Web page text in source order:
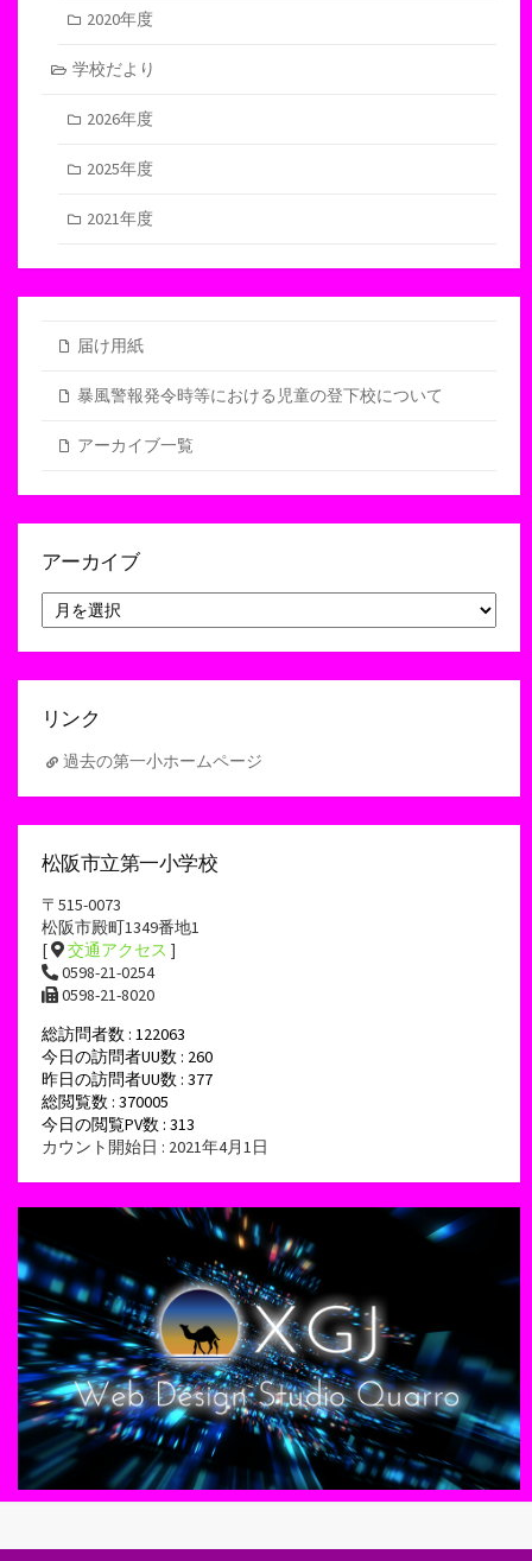
2020年度
学校だより
2026年度
2025年度
2021年度
届け用紙
暴風警報発令時等における児童の登下校について
アーカイブ一覧
アーカイブ
ー
カ
リンク
過去の第一小ホームページ
松阪市立第一小学校
〒515-0073
松阪市殿町1349番地1
[
交通アクセス ]
0598-21-0254
0598-21-8020
総訪問者数 : 122063
今日の訪問者UU数 : 260
昨日の訪問者UU数 : 377
総閲覧数 : 370005
今日の閲覧PV数 : 313
カウント開始日 : 2021年4月1日